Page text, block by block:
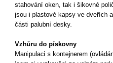
stahování oken, tak i šikovné
jsou i plastové kapsy ve dveřích
části palubní desky.
Vzhůru do pískovny
Manipulaci s kontejnerem